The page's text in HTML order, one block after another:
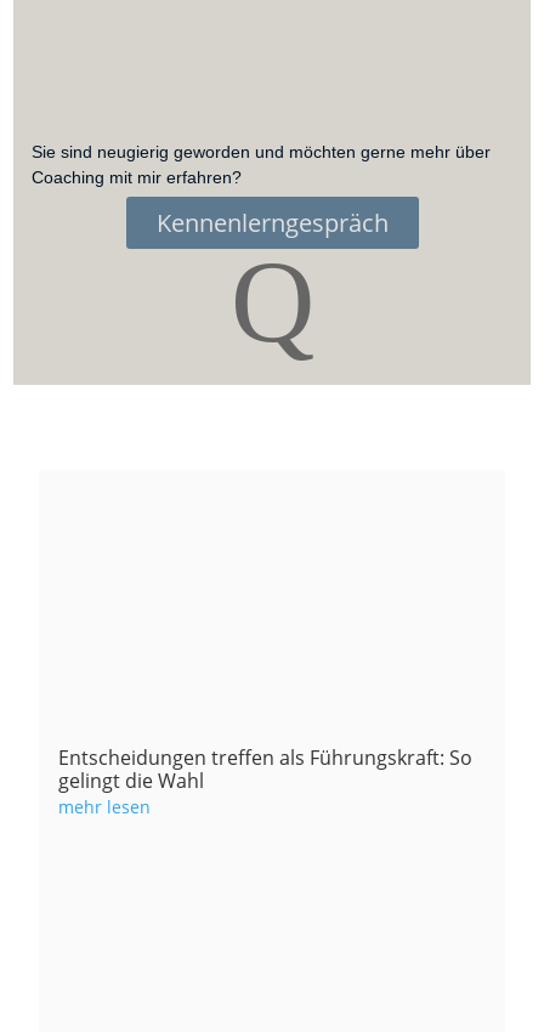
Sie sind neugierig geworden und möchten gerne mehr über
Coaching mit mir erfahren?
Kennenlerngespräch
Q
Entscheidungen treffen als Führungskraft: So
gelingt die Wahl
mehr lesen